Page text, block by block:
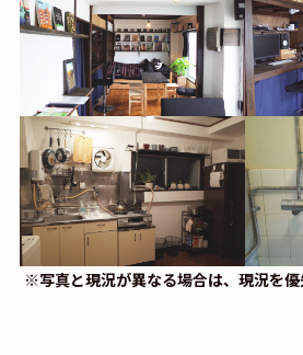
※写真と現況が異なる場合は、現況を優